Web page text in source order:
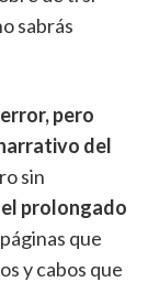
sabrás
pero
del
sin
prolongado
que
y cabos que